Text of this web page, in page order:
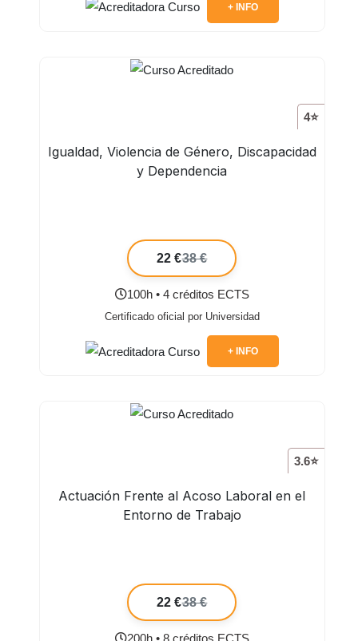
+ INFO
4⭐
Igualdad, Violencia de Género, Discapacidad
y Dependencia
22 €38 €
100h • 4 créditos ECTS
Certificado oficial por Universidad
+ INFO
3.6⭐
Actuación Frente al Acoso Laboral en el
Entorno de Trabajo
22 €38 €